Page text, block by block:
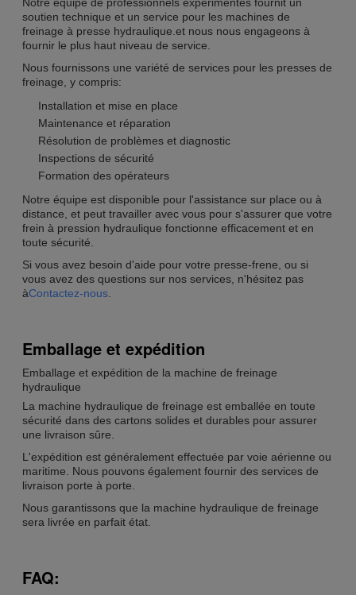
soutien technique et un service pour les machines de
freinage à presse hydraulique.et nous nous engageons à
fournir le plus haut niveau de service.
Nous fournissons une variété de services pour les presses de
freinage, y compris:
Installation et mise en place
Maintenance et réparation
Résolution de problèmes et diagnostic
Inspections de sécurité
Formation des opérateurs
Notre équipe est disponible pour l'assistance sur place ou à
distance, et peut travailler avec vous pour s'assurer que votre
frein à pression hydraulique fonctionne efficacement et en
toute sécurité.
Si vous avez besoin d'aide pour votre presse-frene, ou si
vous avez des questions sur nos services, n'hésitez pas
àContactez-nous
Emballage et expédition
Emballage et expédition de la machine de freinage
hydraulique
La machine hydraulique de freinage est emballée en toute
sécurité dans des cartons solides et durables pour assurer
une livraison sûre.
L'expédition est généralement effectuée par voie aérienne ou
maritime. Nous pouvons également fournir des services de
livraison porte à porte.
Nous garantissons que la machine hydraulique de freinage
sera livrée en parfait état.
FAQ: